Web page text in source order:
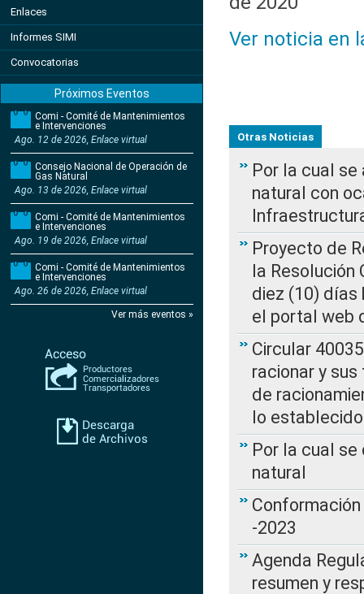
Enlaces
Informes SIMI
Convocatorias
Próximos Eventos
Comi - Comité de Mantenimientos
e Intervenciones
Ago. 12 de 2026, Enlace virtual
Consejo Nacional de Operación de
Gas Natural
Ago. 13 de 2026, Enlace virtual
Comi - Comité de Mantenimientos
e Intervenciones
Ago. 19 de 2026, Enlace virtual
Comi - Comité de Mantenimientos
e Intervenciones
Ago. 26 de 2026, Enlace virtual
Ver más eventos »
Ver noticia en
Otras Noticias
Por la cual
natural con
Proyecto de
la Resolución
diez (10) días
el portal web
Circular
racionar y
de
lo
Por la cual
natural
-2023
Agenda
resumen y